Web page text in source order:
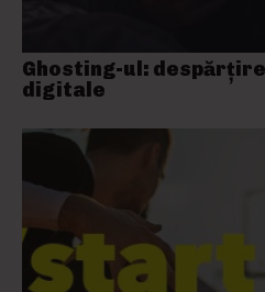
Ghosting-ul:
digitale